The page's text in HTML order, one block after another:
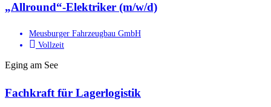
„Allround“-Elektriker (m/w/d)
Meusburger Fahrzeugbau GmbH
Vollzeit
Eging am See
Fachkraft für Lagerlogistik